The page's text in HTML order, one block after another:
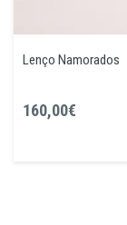
Lenço Namorados
160,00€